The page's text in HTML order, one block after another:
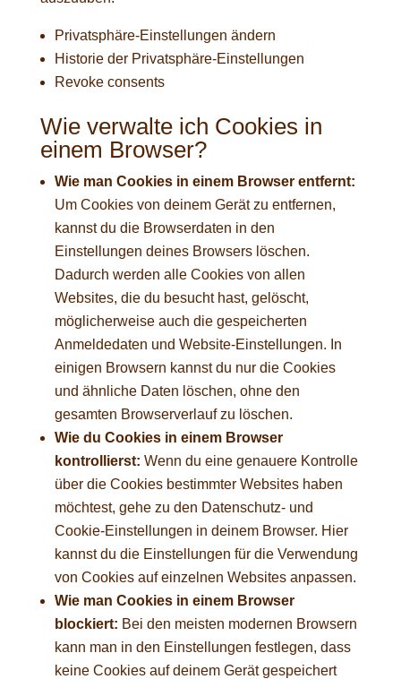
Privatsphäre-Einstellungen ändern
Historie der Privatsphäre-Einstellungen
Revoke consents
Wie verwalte ich Cookies in
einem Browser?
Wie man Cookies in einem Browser entfernt:
Um Cookies von deinem Gerät zu entfernen,
kannst du die Browserdaten in den
Einstellungen deines Browsers löschen.
Dadurch werden alle Cookies von allen
Websites, die du besucht hast, gelöscht,
möglicherweise auch die gespeicherten
Anmeldedaten und Website-Einstellungen. In
einigen Browsern kannst du nur die Cookies
und ähnliche Daten löschen, ohne den
gesamten Browserverlauf zu löschen.
Wie du Cookies in einem Browser
kontrollierst: Wenn du eine genauere Kontrolle
über die Cookies bestimmter Websites haben
möchtest, gehe zu den Datenschutz- und
Cookie-Einstellungen in deinem Browser. Hier
kannst du die Einstellungen für die Verwendung
von Cookies auf einzelnen Websites anpassen.
Wie man Cookies in einem Browser
blockiert: Bei den meisten modernen Browsern
kann man in den Einstellungen festlegen, dass
keine Cookies auf deinem Gerät gespeichert